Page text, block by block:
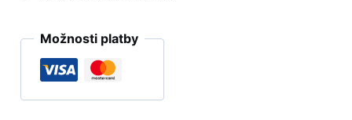
Možnosti platby